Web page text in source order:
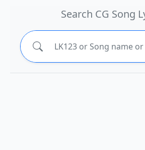
Search CG Song